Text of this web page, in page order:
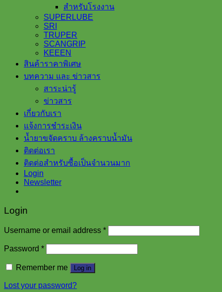
สำหรับโรงงาน
SUPERLUBE
SRI
TRUPER
SCANGRIP
KEEEN
สินค้าราคาพิเศษ
บทความ และ ข่าวสาร
สาระน่ารู้
ข่าวสาร
เกี่ยวกับเรา
แจ้งการชำระเงิน
น้ำยาขจัดคราบ ล้างคราบน้ำมัน
ติดต่อเรา
ติดต่อสำหรับซื้อเป็นจำนวนมาก
Login
Newsletter
Login
Username or email address *
Password *
Remember me Log in
Lost your password?